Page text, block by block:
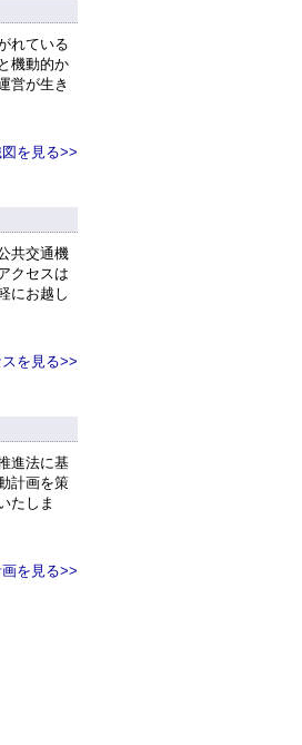
れている
機動的か
営が生き
を見る>>
共交通機
クセスは
にお越し
を見る>>
進法に基
計画を策
たしま
を見る>>